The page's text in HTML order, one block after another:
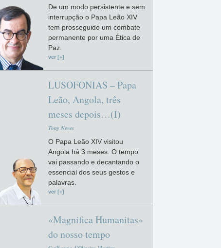
De um modo persistente e sem
interrupção o Papa Leão XIV
tem prosseguido um combate
permanente por uma Ética de
Paz.
ver [+]
LUSOFONIAS – Papa
Leão, Angola, três
meses depois…(I)
Tony Neves
O Papa Leão XIV visitou
Angola há 3 meses. O tempo
vai passando e decantando o
essencial dos seus gestos e
palavras.
ver [+]
«Magnifica Humanitas»
do nosso tempo